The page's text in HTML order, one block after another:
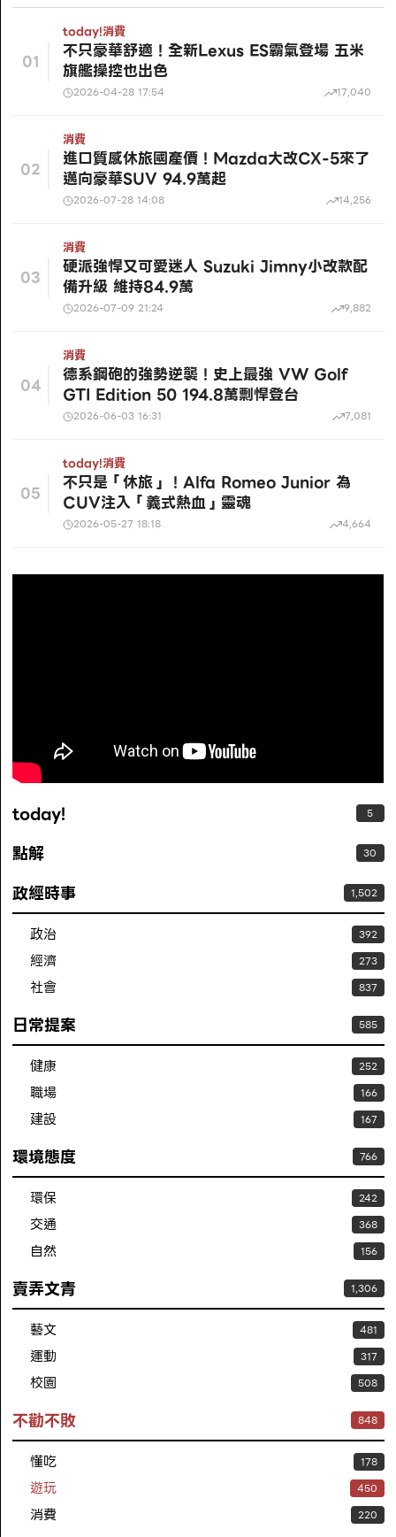
01
today!消費
不只豪華舒適！全新Lexus ES霸氣登場 五米
旗艦操控也出色
2026-04-28 17:54 17,040
02
消費
進口質感休旅國產價！Mazda大改CX-5來了
邁向豪華SUV 94.9萬起
2026-07-28 14:08 14,256
03
消費
硬派強悍又可愛迷人 Suzuki Jimny小改款配
備升級 維持84.9萬
2026-07-09 21:24 9,882
04
消費
德系鋼砲的強勢逆襲！史上最強 VW Golf
GTI Edition 50 194.8萬剽悍登台
2026-06-03 16:31 7,081
05
today!消費
不只是「休旅」！Alfa Romeo Junior 為
CUV注入「義式熱血」靈魂
2026-05-27 18:18 4,664
today! 5
點解 30
政經時事 1,502
政治 392
經濟 273
社會 837
日常提案 585
健康 252
職場 166
建設 167
環境態度 766
環保 242
交通 368
自然 156
賣弄文青 1,306
藝文 481
運動 317
校園 508
不勸不敗 848
懂吃 178
遊玩 450
消費 220